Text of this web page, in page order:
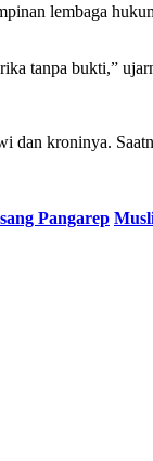
lembaga
tanpa bukti,”
dan kroninya.
Pangarep